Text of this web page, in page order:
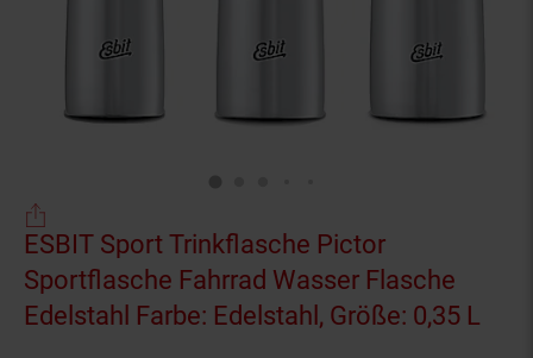
ESBIT Sport Trinkflasche Pictor
Sportflasche Fahrrad Wasser Flasche
Edelstahl Farbe: Edelstahl, Größe: 0,35 L